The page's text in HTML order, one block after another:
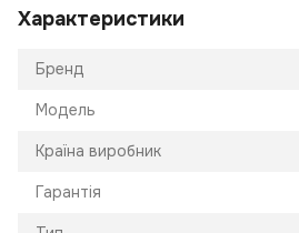
Характеристики
Бренд
Модель
Країна виробник
Гарантія